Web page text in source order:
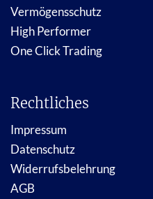
Vermögensschutz
High Performer
One Click Trading
Rechtliches
Impressum
Datenschutz
Widerrufsbelehrung
AGB